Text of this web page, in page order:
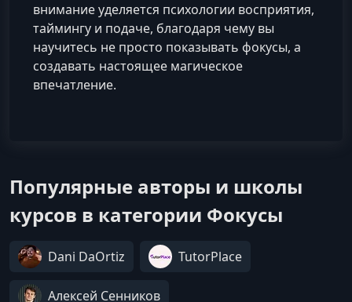
внимание уделяется психологии восприятия,
таймингу и подаче, благодаря чему вы
научитесь не просто показывать фокусы, а
создавать настоящее магическое
впечатление.
Популярные авторы и школы
курсов в категории Фокусы
Dani DaOrtiz TutorPlace
Алексей Сенников